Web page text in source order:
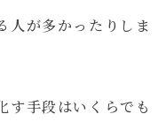
人が多かったりしま
す手段はいくらでも